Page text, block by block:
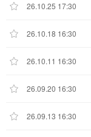
26.10.25 17:30
26.10.18 16:30
26.10.11 16:30
26.09.20 16:30
26.09.13 16:30